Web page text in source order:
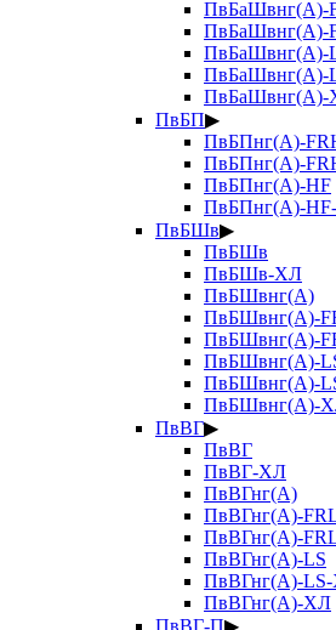
ПвБаШвнг(А)-
ПвБаШвнг(А)-
ПвБаШвнг(А)-
ПвБаШвнг(А)-
ПвБП▶
ПвБПнг(А)-
ПвБПнг(А)-
ПвБПнг(А)-HF
ПвБПнг(А)-
ПвБШв▶
ПвБШв
ПвБШв-ХЛ
ПвБШвнг(А)
ПвБШвнг(А)-
ПвБШвнг(А)-
ПвБШвнг(А)-
ПвБШвнг(А)-
ПвБШвнг(А)-
ПвВГ▶
ПвВГ
ПвВГ-ХЛ
ПвВГнг(А)
ПвВГнг(А)-
ПвВГнг(А)-
ПвВГнг(А)-LS
ПвВГнг(А)-
ПвВГнг(А)-ХЛ
ПвВГ-П▶